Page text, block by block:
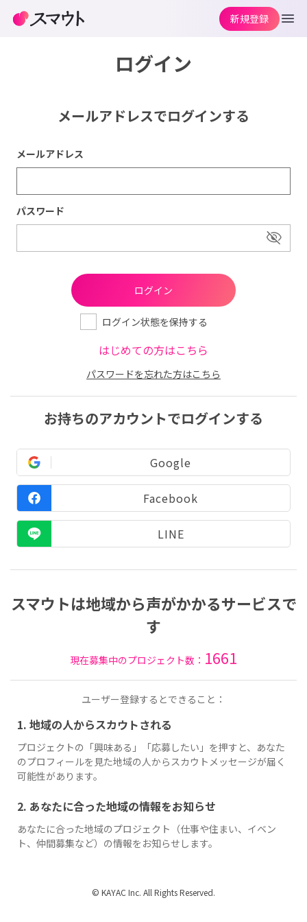
ログイン
メールアドレスでログインする
メールアドレス
パスワード
ログイン状態を保持する
はじめての方はこちら
パスワードを忘れた方はこちら
お持ちのアカウントでログインする
Google
Facebook
LINE
スマウトは地域から声がかかるサービスで
す
現在募集中のプロジェクト数： 1661
ユーザー登録するとできること：
1. 地域の人からスカウトされる
プロジェクトの「興味ある」「応募したい」を押すと、あなた
のプロフィールを見た地域の人からスカウトメッセージが届く
可能性があります。
2. あなたに合った地域の情報をお知らせ
あなたに合った地域のプロジェクト（仕事や住まい、イベン
ト、仲間募集など）の情報をお知らせします。
新規登録
© KAYAC Inc. All Rights Reserved.